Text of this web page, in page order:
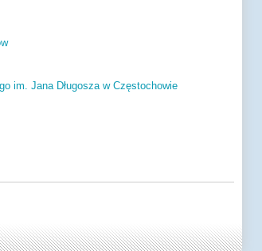
im. Jana Długosza w Częstochowie